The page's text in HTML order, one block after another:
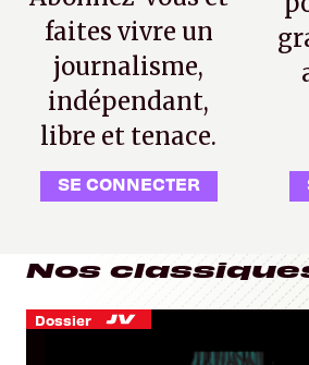
faites vivre un
journalisme,
indépendant,
libre et tenace.
SE CONNECTER
Nos
Dossier